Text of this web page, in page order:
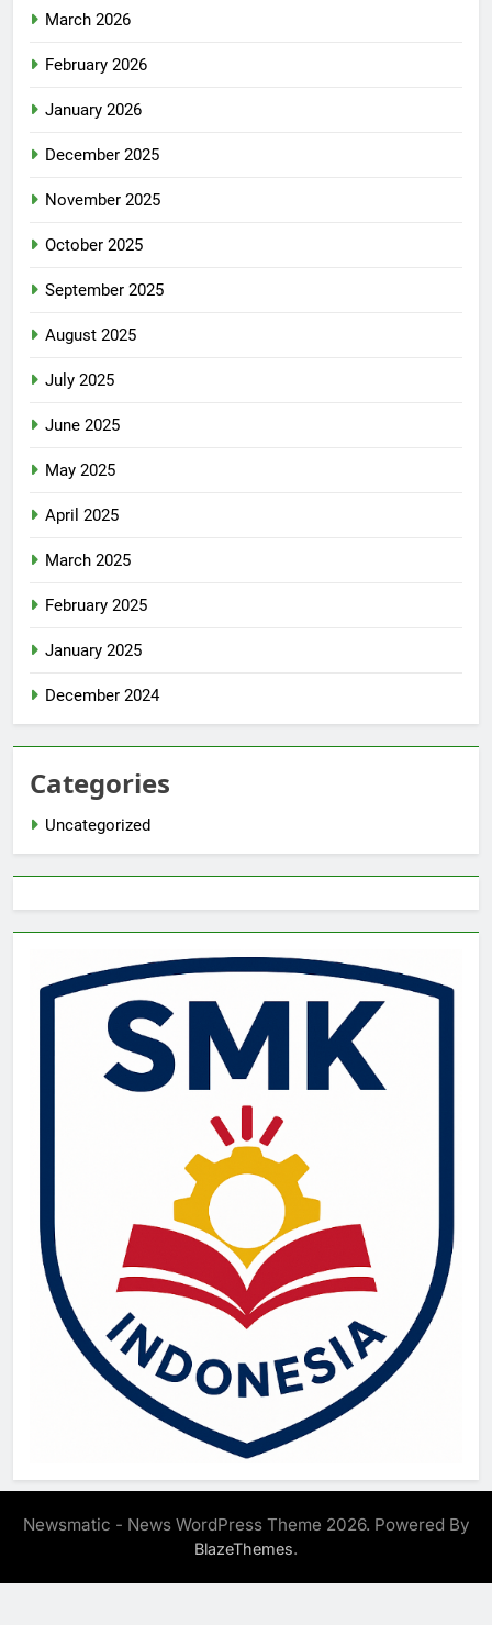
March 2026
February 2026
January 2026
December 2025
November 2025
October 2025
September 2025
August 2025
July 2025
June 2025
May 2025
April 2025
March 2025
February 2025
January 2025
December 2024
Categories
Uncategorized
Newsmatic - News WordPress Theme 2026. Powered By
BlazeThemes.